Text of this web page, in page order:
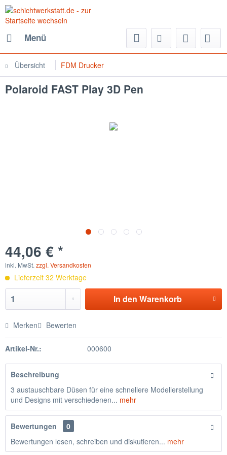
Menü
Übersicht FDM Drucker
Polaroid FAST Play 3D Pen
44,06 € *
inkl. MwSt. zzgl. Versandkosten
Lieferzeit 32 Werktage
In den Warenkorb
Merken Bewerten
Artikel-Nr.: 000600
Beschreibung
3 austauschbare Düsen für eine schnellere Modellerstellung
und Designs mit verschiedenen... mehr
Bewertungen
0
Bewertungen lesen, schreiben und diskutieren... mehr